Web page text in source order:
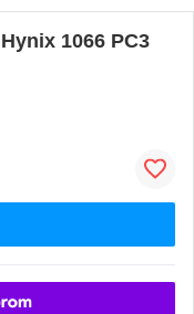
1066 PC3